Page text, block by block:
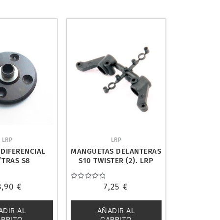
LRP
S8
€
AL
LRP
MANGUETAS DELANTERAS
S10 TWISTER (2). LRP
7,25€
AÑADIR AL